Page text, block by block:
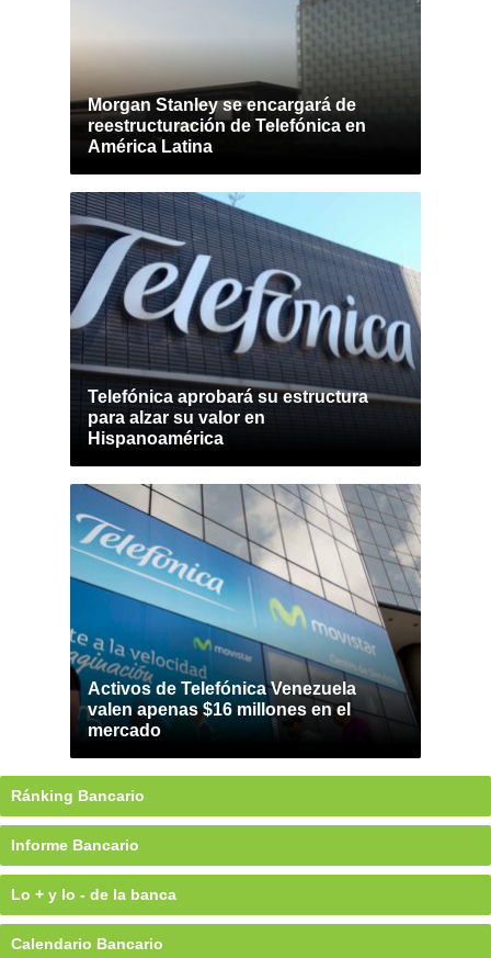
Morgan Stanley se encargará de
reestructuración de Telefónica en
América Latina
Telefónica aprobará su estructura
para alzar su valor en
Hispanoamérica
Activos de Telefónica Venezuela
valen apenas $16 millones en el
mercado
Ránking Bancario
Informe Bancario
Lo + y lo - de la banca
Calendario Bancario